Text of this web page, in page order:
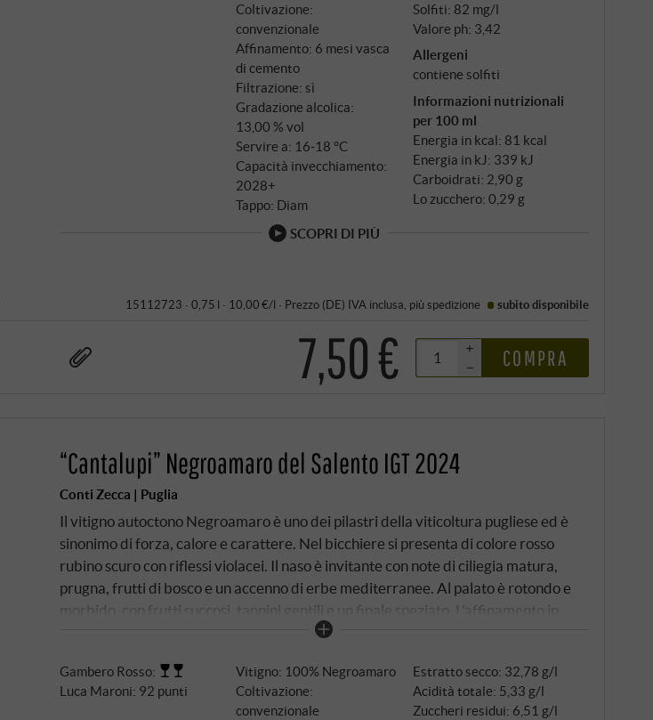
Coltivazione:
convenzionale
Affinamento: 6 mesi vasca
di cemento
Filtrazione: sì
Gradazione alcolica:
13,00 % vol
Servire a: 16‑18 °C
Capacità invecchiamento:
2028+
Tappo: Diam
Solfiti: 82 mg/l
Valore ph: 3,42
Allergeni
contiene solfiti
Informazioni nutrizionali
per 100 ml
Energia in kcal: 81 kcal
Energia in kJ: 339 kJ
Carboidrati: 2,90 g
Lo zucchero: 0,29 g
SCOPRI DI PIÙ
15112723 · 0,75 l · 10,00 €/l · Prezzo (DE) IVA inclusa , più spedizione subito disponibile
7,50 €
+
–
COMPRA
“Cantalupi” Negroamaro del Salento IGT 2024
Conti Zecca | Puglia
Il vitigno autoctono Negroamaro è uno dei pilastri della viticoltura pugliese ed è
sinonimo di forza, calore e carattere. Nel bicchiere si presenta di colore rosso
rubino scuro con riflessi violacei. Il naso è invitante con note di ciliegia matura,
prugna, frutti di bosco e un accenno di erbe mediterranee. Al palato è rotondo e
morbido, con frutti succosi, tannini gentili e un finale speziato. L'affinamento in
vasche di acciaio inox enfatizza la freschezza e gli aromi varietali del Negroamaro.
simpatica e molto regionale. SUPERIORE.DE
Gambero Rosso:
Luca Maroni: 92 punti
Vitigno: 100% Negroamaro
Coltivazione:
convenzionale
Estratto secco: 32,78 g/l
Acidità totale: 5,33 g/l
Zuccheri residui: 6,51 g/l